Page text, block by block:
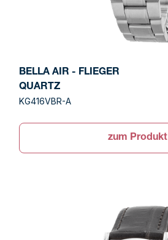
BELLA AIR - FLIEGER
QUARTZ
KG416VBR-A
zum Produkt